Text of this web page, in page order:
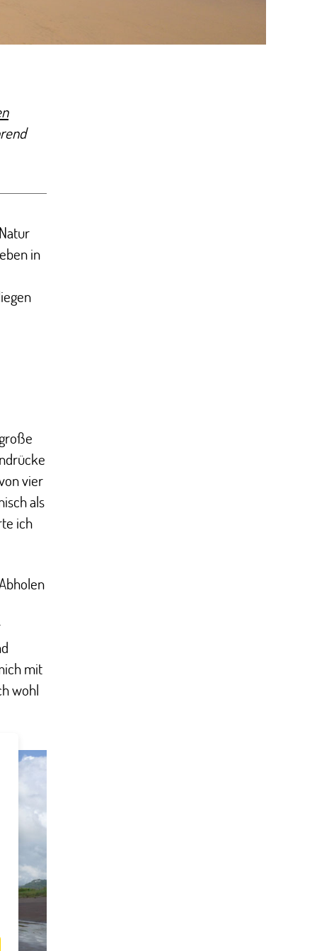
in
vier
als
ich
mit
wohl